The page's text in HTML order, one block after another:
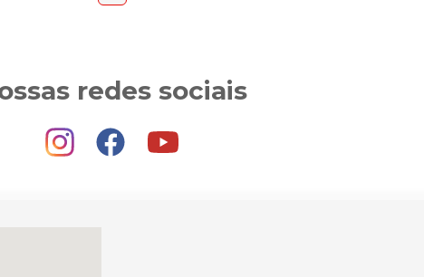
redes sociais